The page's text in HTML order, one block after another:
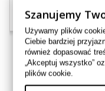
ORING
Szanujemy
Używamy plików
Ciebie bardziej
również dopasować
„Akceptuj wszystko”
plików cookie.